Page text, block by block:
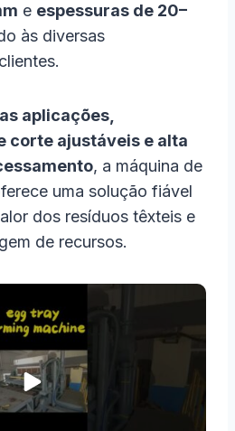
e espessuras de 20–
às diversas
aplicações,
corte ajustáveis e alta
, a máquina de
uma solução fiável
dos resíduos têxteis e
de recursos.